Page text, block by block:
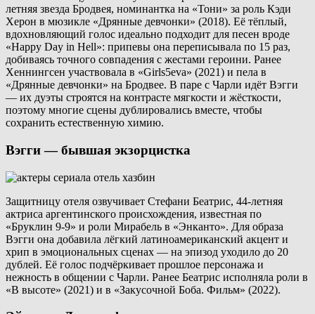
летняя звезда Бродвея, номинантка на «Тони» за роль Кэди
Херон в мюзикле «Дрянные девчонки» (2018). Её тёплый,
вдохновляющий голос идеально подходит для песен вроде
«Happy Day in Hell»: припевы она переписывала по 15 раз,
добиваясь точного совпадения с жестами героини. Ранее
Хеннингсен участвовала в «Girls5eva» (2021) и пела в
«Дрянные девчонки» на Бродвее. В паре с Чарли идёт Вэгги
— их дуэты строятся на контрасте мягкости и жёсткости,
поэтому многие сцены дублировались вместе, чтобы
сохранить естественную химию.
Вэгги — бывшая экзорцистка
Защитницу отеля озвучивает Стефани Беатрис, 44-летняя
актриса аргентинского происхождения, известная по
«Бруклин 9-9» и роли Мирабель в «Энканто». Для образа
Вэгги она добавила лёгкий латиноамериканский акцент и
хрип в эмоциональных сценах — на эпизод уходило до 20
дублей. Её голос подчёркивает прошлое персонажа и
нежность в общении с Чарли. Ранее Беатрис исполняла роли в
«В высоте» (2021) и в «Закусочной Боба. Фильм» (2022).